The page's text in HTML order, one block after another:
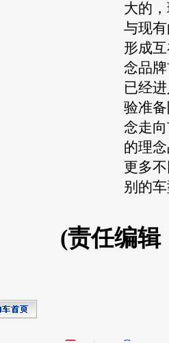
大的
与现
形成
念品
已经
验准
念走
的理
更多
别的
(责任编辑